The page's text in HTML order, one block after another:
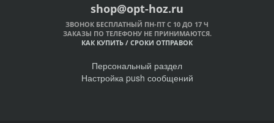
shop@opt-hoz.ru
ЗВОНОК БЕСПЛАТНЫЙ ПН-ПТ С 10 ДО 17 Ч
ЗАКАЗЫ ПО ТЕЛЕФОНУ НЕ ПРИНИМАЮТСЯ.
КАК КУПИТЬ / СРОКИ ОТПРАВОК
Персональный раздел
Настройка push сообщений